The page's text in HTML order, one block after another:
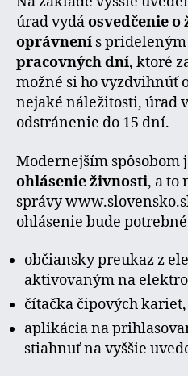
úrad vydáosvedčenie
oprávnenís prideleným
pracovných dní, ktoré
možné si ho vyzdvihnúť
nejaké náležitosti, úrad
odstránenie do 15 dní.
Modernejším spôsobom
ohlásenie živnosti, a to
správy
ohlásenie bude
občiansky preukaz z
aktivovaným na
čítačka čipových kariet,
aplikácia na
stiahnuť na vyššie